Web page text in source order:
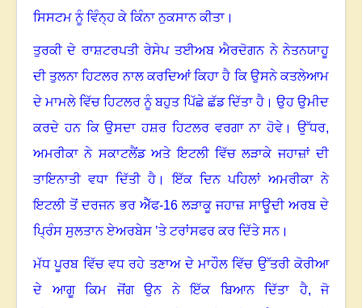
ਸਿਸਟਮ ਨੂੰ ਵਿੰਨ੍ਹ ਕੇ ਕਿੰਨਾ ਨੁਕਸਾਨ ਕੀਤਾ ।
ਤੁਰਕੀ ਦੇ ਰਾਸ਼ਟਰਪਤੀ ਰੇਸੇਪ ਤਈਅਬ ਐਰਦੋਗਨ ਨੇ ਨੇਤਨਯਾਹੂ
ਦੀ ਤੁਲਨਾ ਹਿਟਲਰ ਨਾਲ ਕਰਦਿਆਂ ਕਿਹਾ ਹੈ ਕਿ ਉਸਨੇ ਕਤਲੇਆਮ
ਦੇ ਮਾਮਲੇ ਵਿੱਚ ਹਿਟਲਰ ਨੂੰ ਬਹੁਤ ਪਿੱਛੇ ਛੱਡ ਦਿੱਤਾ ਹੈ। ਉਹ ਉਮੀਦ
ਕਰਦੇ ਹਨ ਕਿ ਉਸਦਾ ਹਸ਼ਰ ਹਿਟਲਰ ਵਰਗਾ ਨਾ ਹੋਵੇ। ਉੱਧਰ,
ਅਮਰੀਕਾ ਨੇ ਸਕਾਟਲੈਂਡ ਅਤੇ ਇਟਲੀ ਵਿੱਚ ਲੜਾਕੇ ਜਹਾਜ਼ਾਂ ਦੀ
ਤਾਇਨਾਤੀ ਵਧਾ ਦਿੱਤੀ ਹੈ ।ਇੱਕ ਦਿਨ ਪਹਿਲਾਂ ਅਮਰੀਕਾ ਨੇ
ਇਟਲੀ ਤੋਂ ਦਰਜਨ ਭਰ ਐੱਫ-16 ਲੜਾਕੂ ਜਹਾਜ਼ ਸਾਊਦੀ ਅਰਬ ਦੇ
ਪ੍ਰਿੰਸ ਸੁਲਤਾਨ ਏਅਰਬੇਸ ’ਤੇ ਟਰਾਂਸਫਰ ਕਰ ਦਿੱਤੇ ਸਨ।
ਮੱਧ ਪੂਰਬ ਵਿੱਚ ਵਧ ਰਹੇ ਤਣਾਅ ਦੇ ਮਾਹੌਲ ਵਿੱਚ ਉੱਤਰੀ ਕੋਰੀਆ
ਦੇ ਆਗੂ ਕਿਮ ਜੋਂਗ ਉਨ ਨੇ ਇੱਕ ਬਿਆਨ ਦਿੱਤਾ ਹੈ, ਜੋ